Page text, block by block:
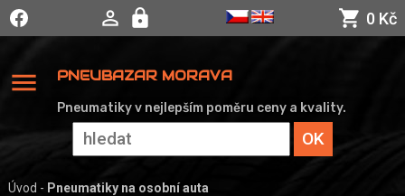
0 Kč
menu PNEUBAZAR MORAVA
Pneumatiky v nejlepším poměru ceny a kvality.
Úvod - Pneumatiky na osobní auta